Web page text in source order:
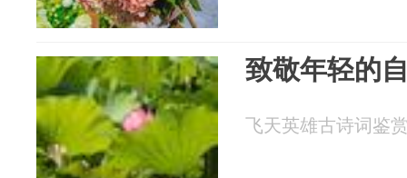
致敬年轻的
飞天英雄古诗词鉴